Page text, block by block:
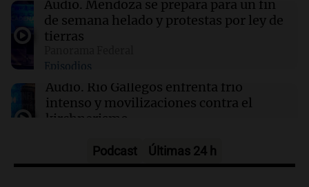
00:32 Mundo
Simone Biles da inicio a la cuenta regresiva
Audio. Mendoza se prepara para un fin
de semana helado y protestas por ley de
tierras
Episodios
Audio. Río Gallegos enfrenta frío
intenso y movilizaciones contra el
kirchnerismo
Audio.Debate en el Senado sobre
Podcast Últimas 24 h